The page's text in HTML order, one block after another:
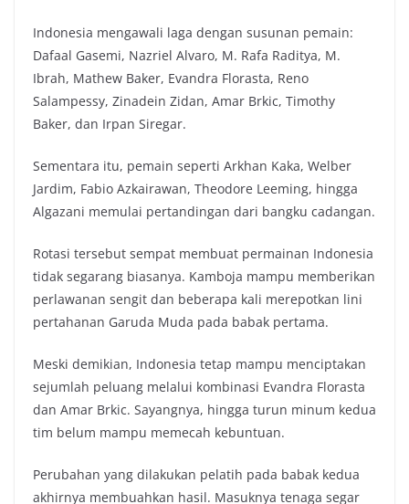
Indonesia mengawali laga dengan susunan pemain:
Dafaal Gasemi, Nazriel Alvaro, M. Rafa Raditya, M.
Ibrah, Mathew Baker, Evandra Florasta, Reno
Salampessy, Zinadein Zidan, Amar Brkic, Timothy
Baker, dan Irpan Siregar.
Sementara itu, pemain seperti Arkhan Kaka, Welber
Jardim, Fabio Azkairawan, Theodore Leeming, hingga
Algazani memulai pertandingan dari bangku cadangan.
Rotasi tersebut sempat membuat permainan Indonesia
tidak segarang biasanya. Kamboja mampu memberikan
perlawanan sengit dan beberapa kali merepotkan lini
pertahanan Garuda Muda pada babak pertama.
Meski demikian, Indonesia tetap mampu menciptakan
sejumlah peluang melalui kombinasi Evandra Florasta
dan Amar Brkic. Sayangnya, hingga turun minum kedua
tim belum mampu memecah kebuntuan.
Perubahan yang dilakukan pelatih pada babak kedua
akhirnya membuahkan hasil. Masuknya tenaga segar